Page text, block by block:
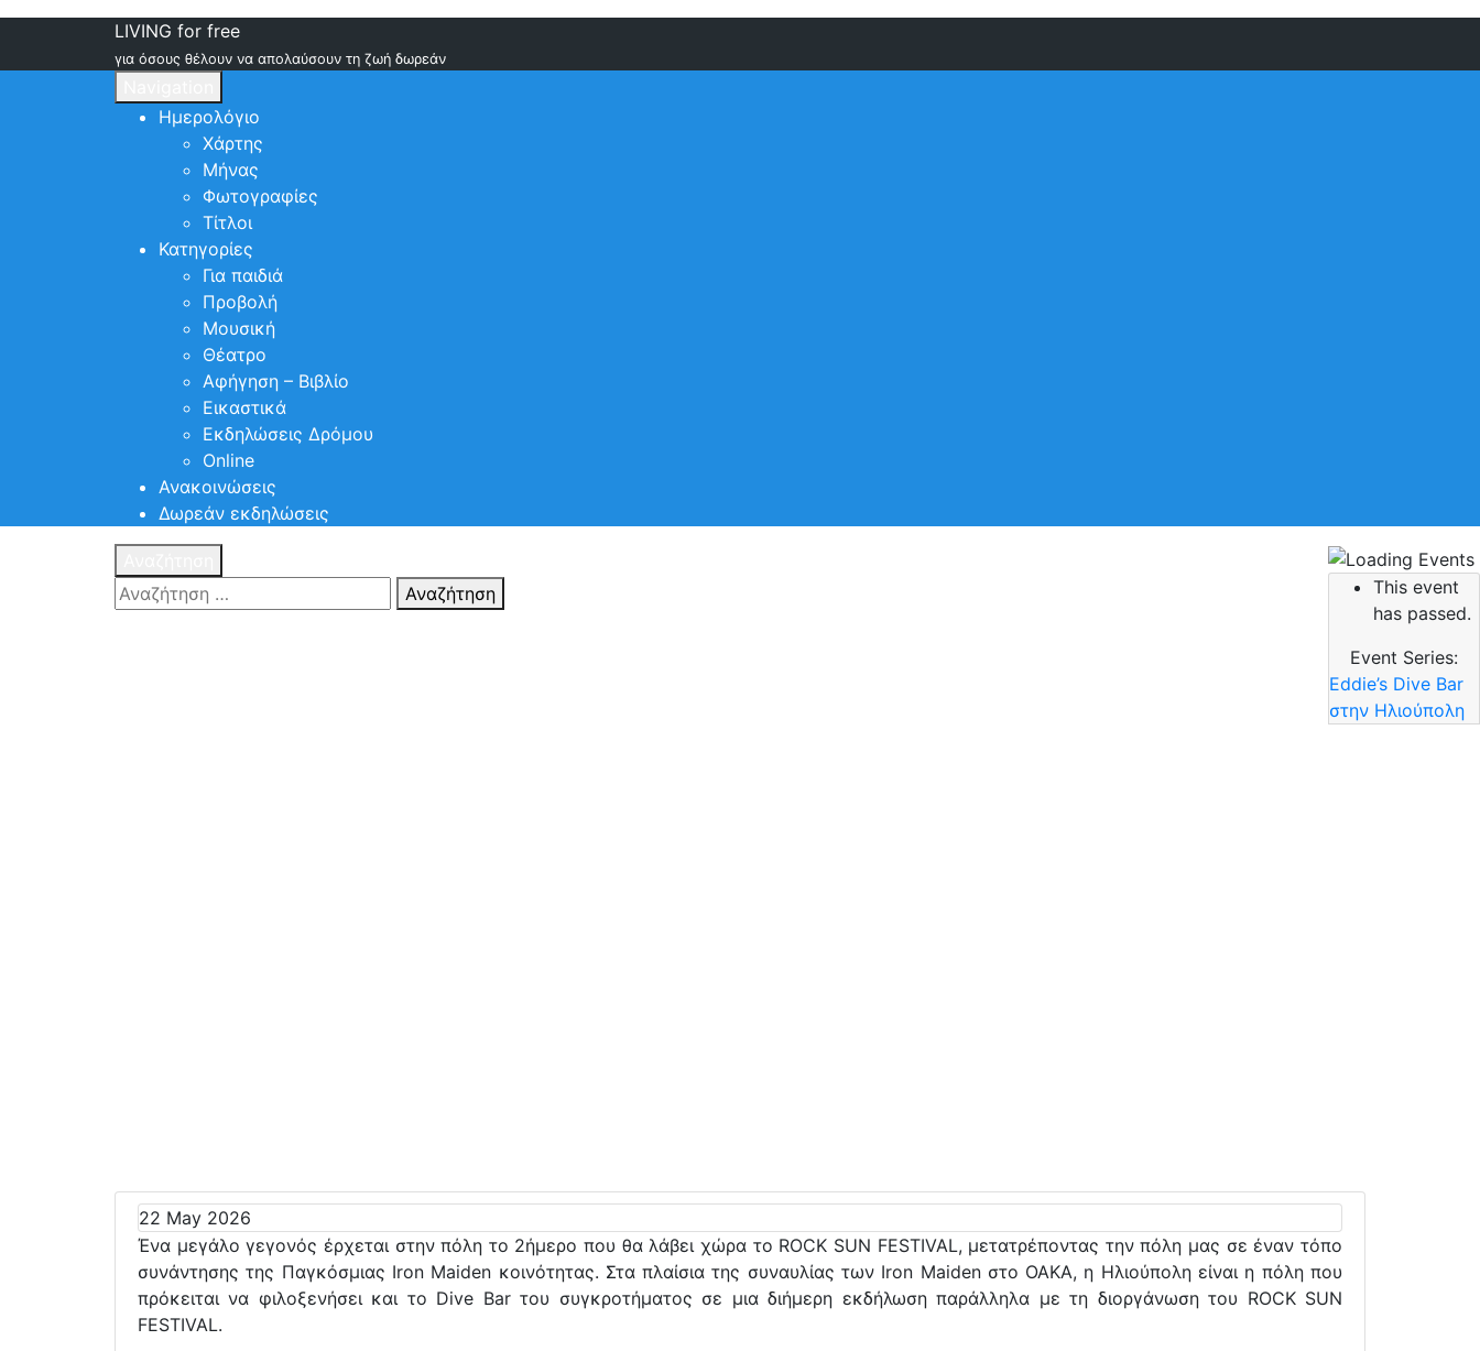
LIVING for free
για όσους θέλουν να απολαύσουν τη ζωή δωρεάν
Ημερολόγιο
Χάρτης
Μήνας
Φωτογραφίες
Τίτλοι
Κατηγορίες
Για παιδιά
Προβολή
Μουσική
Θέατρο
Αφήγηση – Βιβλίο
Εικαστικά
Εκδηλώσεις Δρόμου
Online
Ανακοινώσεις
Δωρεάν εκδηλώσεις
Αναζήτηση
This event
has passed.
Event Series:
Eddie’s Dive Bar
στην Ηλιούπολη
22 May 2026
Ένα μεγάλο γεγονός έρχεται στην πόλη το 2ήμερο που θα λάβει χώρα το ROCK SUN FESTIVAL, μετατρέποντας την πόλη μας σε έναν τόπο
συνάντησης της Παγκόσμιας Iron Maiden κοινότητας. Στα πλαίσια της συναυλίας των Iron Maiden στο ΟΑΚΑ, η Ηλιούπολη είναι η πόλη που
πρόκειται να φιλοξενήσει και το Dive Bar του συγκροτήματος σε μια διήμερη εκδήλωση παράλληλα με τη διοργάνωση του ROCK SUN
FESTIVAL.